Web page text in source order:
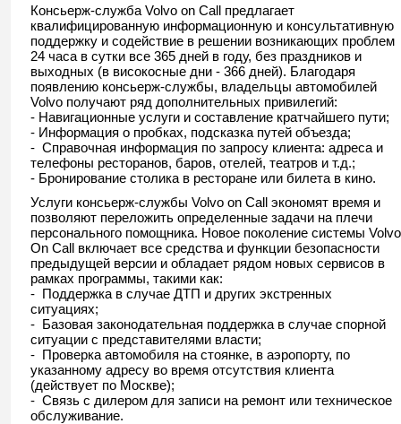
Консьерж-служба Volvo on Call предлагает
квалифицированную информационную и консультативную
поддержку и содействие в решении возникающих проблем
24 часа в сутки все 365 дней в году, без праздников и
выходных (в високосные дни - 366 дней). Благодаря
появлению консьерж-службы, владельцы автомобилей
Volvo получают ряд дополнительных привилегий:
- Навигационные услуги и составление кратчайшего пути;
- Информация о пробках, подсказка путей объезда;
- Справочная информация по запросу клиента: адреса и
телефоны ресторанов, баров, отелей, театров и т.д.;
- Бронирование столика в ресторане или билета в кино.
Услуги консьерж-службы Volvo on Call экономят время и
позволяют переложить определенные задачи на плечи
персонального помощника. Новое поколение системы Volvo
On Call включает все средства и функции безопасности
предыдущей версии и обладает рядом новых сервисов в
рамках программы, такими как:
- Поддержка в случае ДТП и других экстренных
ситуациях;
- Базовая законодательная поддержка в случае спорной
ситуации с представителями власти;
- Проверка автомобиля на стоянке, в аэропорту, по
указанному адресу во время отсутствия клиента
(действует по Москве);
- Связь с дилером для записи на ремонт или техническое
обслуживание.